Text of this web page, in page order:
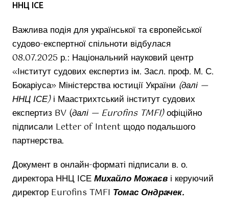
ННЦ ІСЕ
Важлива подія для української та європейської
судово-експертної спільноти відбулася
08.07.2025 р.: Національний науковий центр
«Інститут судових експертиз ім. Засл. проф. М. С.
Бокаріуса» Міністерства юстиції України (далі —
ННЦ ІСЕ)і Маастрихтський інститут судових
експертиз BV (далі — Eurofins TMFI)офіційно
підписали Letter of Intent щодо подальшого
партнерства.
Документ в онлайн-форматі підписали в. о.
директора ННЦ ІСЕМихайло Можаєв і керуючий
директор Eurofins TMFI Томас Ондрачек.